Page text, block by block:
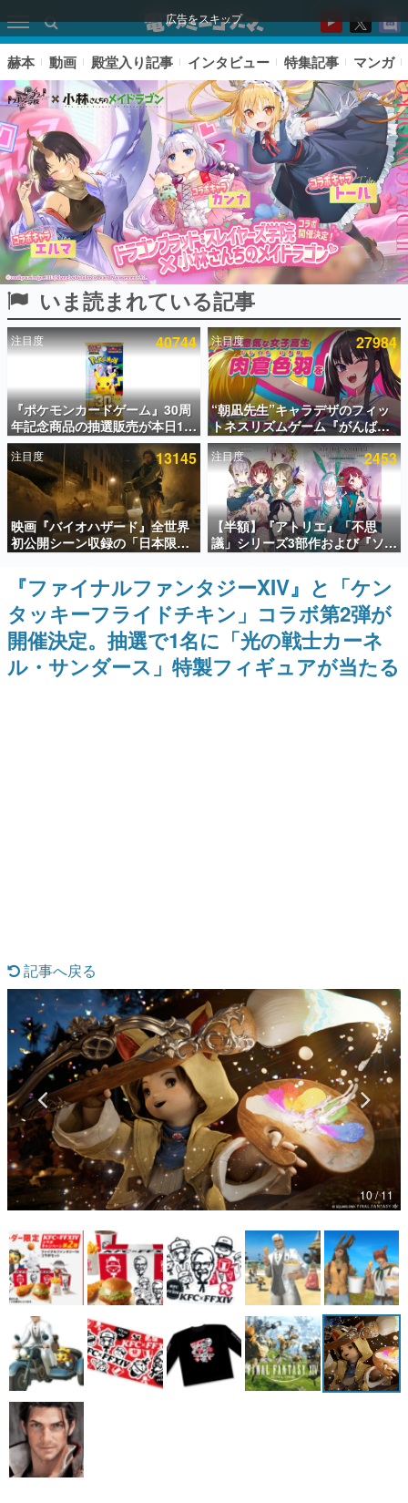
広告をスキップ
ピックアップ
電ファミのいま読まれている記事ランキング
アプリセール情報
インタビュー
連載・特集一覧
殿堂入り記事
SNS拡散数が数千以上！ ページビュー数万以上！ などな
ど。多くの人々に読まれた、電ファミ渾身の“殿堂入り”記
事をまとめました。
ゲームの企画書
名作ゲームクリエイターの方々に製作時のエピソードをお
聞きし、ヒットする企画（ゲーム）とは何か？を探ってい
きます。
赫本
この物語を解いてはいけない。『赫本』は、〈試験問題〉
なんでゲームは面白い？
ゲーム開発者・hamatsu氏がゲームの魅力を画面や操作の
具体的な形から解き明かしていく、硬派で骨太な評論連載
です。
ゲームが変えた日本語
「経験値」「裏技」「ラスボス」… ゲームにまつわる言葉
の起源や用法の変遷を、コンピューター文化史研究家・タ
イニーP氏が徹底調査。
カテゴリ
マンガ
女性向け
アプリレビュー
その他
電ファミニコゲーマーとは？
運営：株式会社マレ
赫本 動画 殿堂入り記事 インタビュー 特集記事 マンガ
いま読まれている記事
注目度 40744
『ポケモンカードゲーム』30周
年記念商品の抽選販売が本日12
時より開始。拡張パック「30th
CELEBRATION」のボックス
に、「プレミアムデッキセット
エーフィ・ブラッキー」
「FUTURISTIC BOX」の計3商
品
注目度 27984
“朝凪先生”キャラデザのフィッ
トネスリズムゲーム『がんば
れ！チアリズム』Steamストア
ページが公開。キャラクターの
CVは陽向葵ゅかさん
注目度 13145
映画『バイオハザード』全世界
初公開シーン収録の「日本限
定」予告映像が解禁。バイオの
日（8月10日）にあわせて、
「ラクーンシティ総合病院」へ
行く配達人の姿が披露
注目度 2453
【半額】『アトリエ』「不思
議」シリーズ3部作および『ソフ
ィーのアトリエ2』公式画集の
Kindle版が50%オフとなるセー
ルが開催中。各作品の設定画や
美麗なイラストの数々をふんだ
んに収録
『ファイナルファンタジーXIV』と「ケン
タッキーフライドチキン」コラボ第2弾が
開催決定。抽選で1名に「光の戦士カーネ
ル・サンダース」特製フィギュアが当たる
記事へ戻る
10 / 11